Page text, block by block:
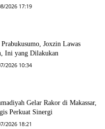
2026 17:19
Joxzin Lawas
Ini yang Dilakukan
2026 10:34
Gelar Rakor di Makassar,
Perkuat Sinergi
2026 18:21